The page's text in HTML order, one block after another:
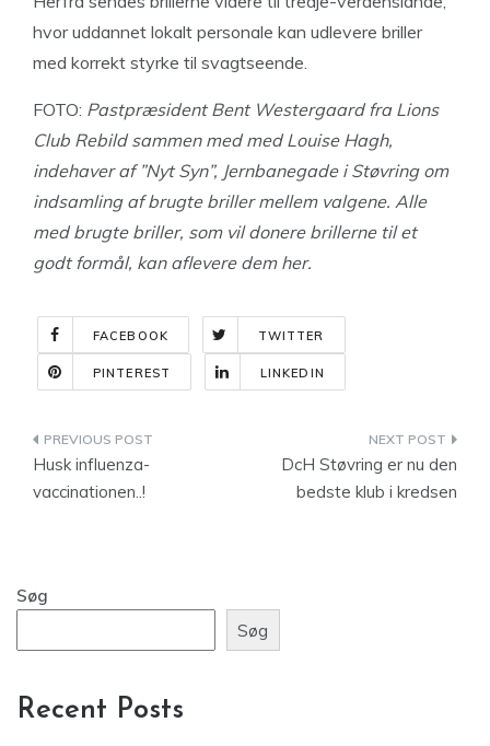
hvor uddannet lokalt personale kan udlevere briller
med korrekt styrke til svagtseende.
FOTO: Pastpræsident Bent Westergaard fra Lions
Club Rebild sammen med med Louise Hagh,
indehaver af ”Nyt Syn”, Jernbanegade i Støvring om
indsamling af brugte briller mellem valgene. Alle
med brugte briller, som vil donere brillerne til et
godt formål, kan aflevere dem her.
FACEBOOK TWITTER
PINTEREST LINKEDIN
Indlægsnavigation
Husk influenza-
vaccinationen..!
DcH Støvring er nu den
bedste klub i kredsen
Søg
Søg
Recent Posts